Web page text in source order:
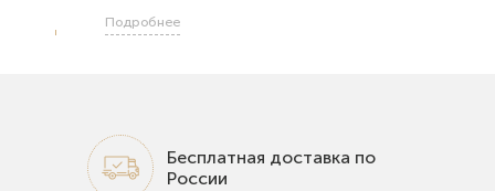
Подробнее
Бесплатная доставка по
России